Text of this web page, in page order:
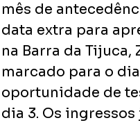
mês de
data extra para
na Barra da Tijuca,
marcado para o
oportunidade de
dia 3. Os